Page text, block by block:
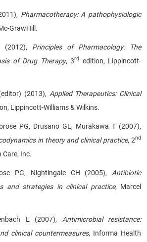
Pharmacotherapy: A pathophysiologic
GrawHill.
(2012), Principles of Pharmacology: The
of Drug Therapy, 3rd
edition, Lippincott-
(2013), Applied Therapeutics: Clinical
Lippincott-Williams & Wilkins.
PG, Drusano GL, Murakawa T (2007),
in theory and clinical practice, 2nd
Inc.
PG, Nightingale CH (2005), Antibiotic
and strategies in clinical practice, Marcel
E (2007), Antimicrobial resistance:
clinical countermeasures, Informa Health